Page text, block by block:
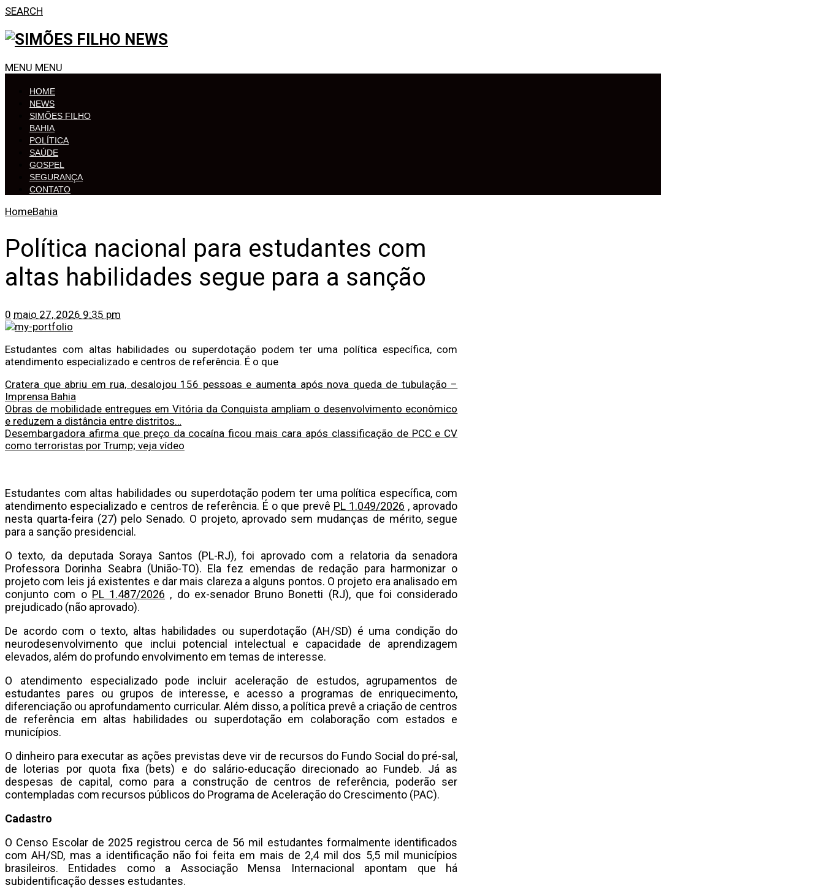
SEARCH
MENU MENU
HOME
NEWS
SIMÕES FILHO
BAHIA
POLÍTICA
SAÚDE
GOSPEL
SEGURANÇA
CONTATO
HomeBahia
Política nacional para estudantes com
altas habilidades segue para a sanção
0 maio 27, 2026 9:35 pm
Estudantes com altas habilidades ou superdotação podem ter uma política específica, com
atendimento especializado e centros de referência. É o que
Cratera que abriu em rua, desalojou 156 pessoas e aumenta após nova queda de tubulação –
Imprensa Bahia
Obras de mobilidade entregues em Vitória da Conquista ampliam o desenvolvimento econômico
e reduzem a distância entre distritos…
Desembargadora afirma que preço da cocaína ficou mais cara após classificação de PCC e CV
como terroristas por Trump; veja vídeo
Estudantes com altas habilidades ou superdotação podem ter uma política específica, com
atendimento especializado e centros de referência. É o que prevê PL 1.049/2026 , aprovado
nesta quarta-feira (27) pelo Senado. O projeto, aprovado sem mudanças de mérito, segue
para a sanção presidencial.
O texto, da deputada Soraya Santos (PL-RJ), foi aprovado com a relatoria da senadora
Professora Dorinha Seabra (União-TO). Ela fez emendas de redação para harmonizar o
projeto com leis já existentes e dar mais clareza a alguns pontos. O projeto era analisado em
conjunto com o PL 1.487/2026 , do ex-senador Bruno Bonetti (RJ), que foi considerado
prejudicado (não aprovado).
De acordo com o texto, altas habilidades ou superdotação (AH/SD) é uma condição do
neurodesenvolvimento que inclui potencial intelectual e capacidade de aprendizagem
elevados, além do profundo envolvimento em temas de interesse.
O atendimento especializado pode incluir aceleração de estudos, agrupamentos de
estudantes pares ou grupos de interesse, e acesso a programas de enriquecimento,
diferenciação ou aprofundamento curricular. Além disso, a política prevê a criação de centros
de referência em altas habilidades ou superdotação em colaboração com estados e
municípios.
O dinheiro para executar as ações previstas deve vir de recursos do Fundo Social do pré-sal,
de loterias por quota fixa (bets) e do salário-educação direcionado ao Fundeb. Já as
despesas de capital, como para a construção de centros de referência, poderão ser
contempladas com recursos públicos do Programa de Aceleração do Crescimento (PAC).
Cadastro
O Censo Escolar de 2025 registrou cerca de 56 mil estudantes formalmente identificados
com AH/SD, mas a identificação não foi feita em mais de 2,4 mil dos 5,5 mil municípios
brasileiros. Entidades como a Associação Mensa Internacional apontam que há
subidentificação desses estudantes.